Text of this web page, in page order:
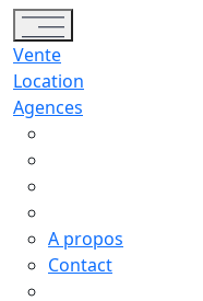
Toggle navigation
Vente
Location
Agences
A propos
Contact